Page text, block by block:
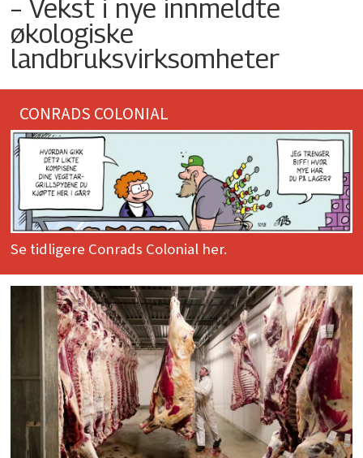
– Vekst i nye innmeldte
økologiske
landbruksvirksomheter
CONRADS COLONIAL
Se tidligere Conrads Colonial her.